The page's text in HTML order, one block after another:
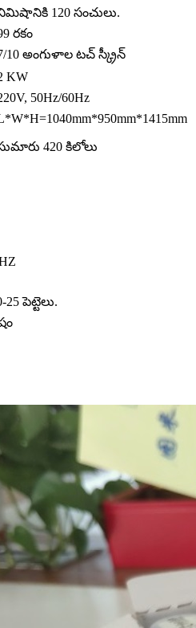
120 సంచులు.
రకం
10 అంగుళాల టచ్ స్క్రీన్
KW
50Hz/60Hz
420 కిలోలు
పెట్టెలు.